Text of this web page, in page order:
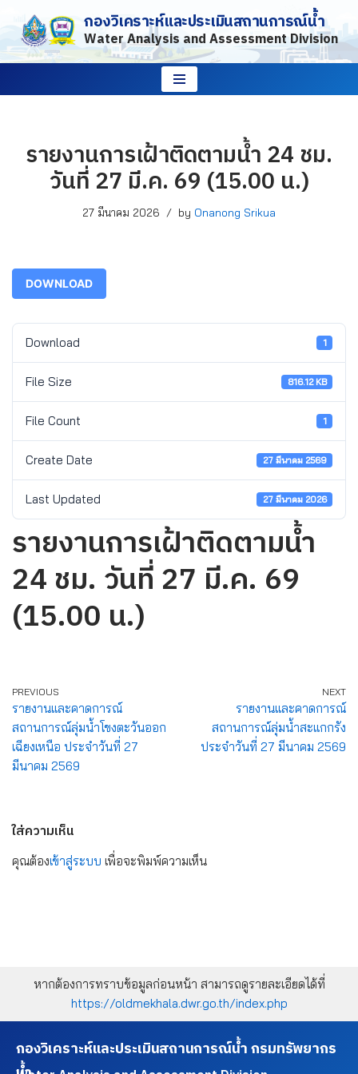
Skip
to
กองวิเคราะห์และประเมินสถานการณ์น้ำ
Water Analysis and Assessment Division
รายงานการเฝ้าติดตามน้ำ 24 ชม.
วันที่ 27 มี.ค. 69 (15.00 น.)
27 มีนาคม 2026 by Onanong Srikua
DOWNLOAD
Download 1
File Size 816.12 KB
File Count 1
Create Date 27 มีนาคม 2569
Last Updated 27 มีนาคม 2026
รายงานการเฝ้าติดตามน้ำ
24 ชม. วันที่ 27 มี.ค. 69
(15.00 น.)
PREVIOUS
รายงานและคาดการณ์
สถานการณ์ลุ่มน้ำโขงตะวันออก
เฉียงเหนือ ประจำวันที่ 27
มีนาคม 2569
NEXT
รายงานและคาดการณ์
สถานการณ์ลุ่มน้ำสะแกกรัง
ประจำวันที่ 27 มีนาคม 2569
ใส่ความเห็น
คุณต้องเข้าสู่ระบบ เพื่อจะพิมพ์ความเห็น
หากต้องการทราบข้อมูลก่อนหน้า สามารถดูรายละเอียดได้ที่
https://oldmekhala.dwr.go.th/index.php
กองวิเคราะห์และประเมินสถานการณ์น้ำ กรมทรัพยากร